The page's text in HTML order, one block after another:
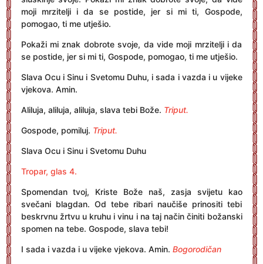
moji mrzitelji i da se postide, jer si mi ti, Gospode,
pomogao, ti me utješio.
Pokaži mi znak dobrote svoje, da vide moji mrzitelji i da
se postide, jer si mi ti, Gospode, pomogao, ti me utješio.
Slava Ocu i Sinu i Svetomu Duhu, i sada i vazda i u vijeke
vjekova. Amin.
Aliluja, aliluja, aliluja, slava tebi Bože. Triput.
Gospode, pomiluj. Triput.
Slava Ocu i Sinu i Svetomu Duhu
Tropar, glas 4.
Spomendan tvoj, Kriste Bože naš, zasja svijetu kao
svečani blagdan. Od tebe ribari naučiše prinositi tebi
beskrvnu žrtvu u kruhu i vinu i na taj način činiti božanski
spomen na tebe. Gospode, slava tebi!
I sada i vazda i u vijeke vjekova. Amin. Bogorodičan